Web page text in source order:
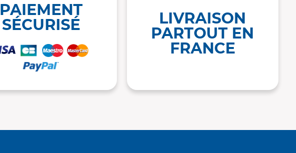
PAIEMENT
SÉCURISÉ
LIVRAISON
PARTOUT EN
FRANCE